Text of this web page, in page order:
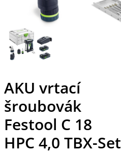
AKU vrtací
šroubovák
Festool C 18
HPC 4,0 TBX-Set